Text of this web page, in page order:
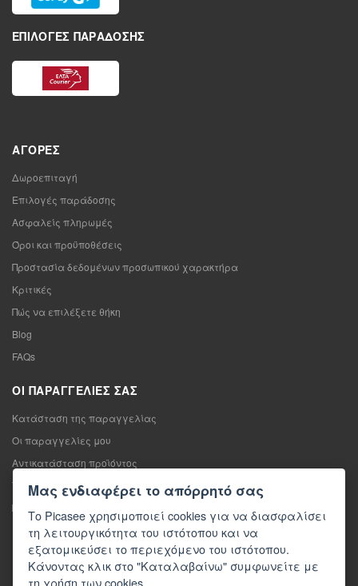
ΕΠΙΛΟΓΈΣ ΠΑΡΆΔΟΣΗΣ
ΑΓΟΡΈΣ
Δωροεπιταγή
Επιλογές παράδοσης
Ασφαλείς πληρωμές
Όροι και προϋποθέσεις
Προστασία δεδομένων προσωπικού χαρακτήρα
Κριτικές
Πώς να επιλέξετε θήκη
Blog
FAQs
ΟΙ ΠΑΡΑΓΓΕΛΊΕΣ ΣΑΣ
Κατάσταση της παραγγελίας
Οι παραγγελίες μου
Αντικατάσταση προϊόντος
Υπαναχώρηση από τη σύμβαση πώλησης
Παράπονο
ΕΠΙΚΟΙΝΩΝΊΑ
Επικοινωνία
Μας ενδιαφέρει το απόρρητό σας
Το Picasee χρησιμοποιεί cookies για να διασφαλίσει
τη λειτουργικότητα του ιστότοπου και να
εξατομικεύσει το περιεχόμενο του ιστότοπου.
Κάνοντας κλικ στο "Καταλαβαίνω" συμφωνείτε με